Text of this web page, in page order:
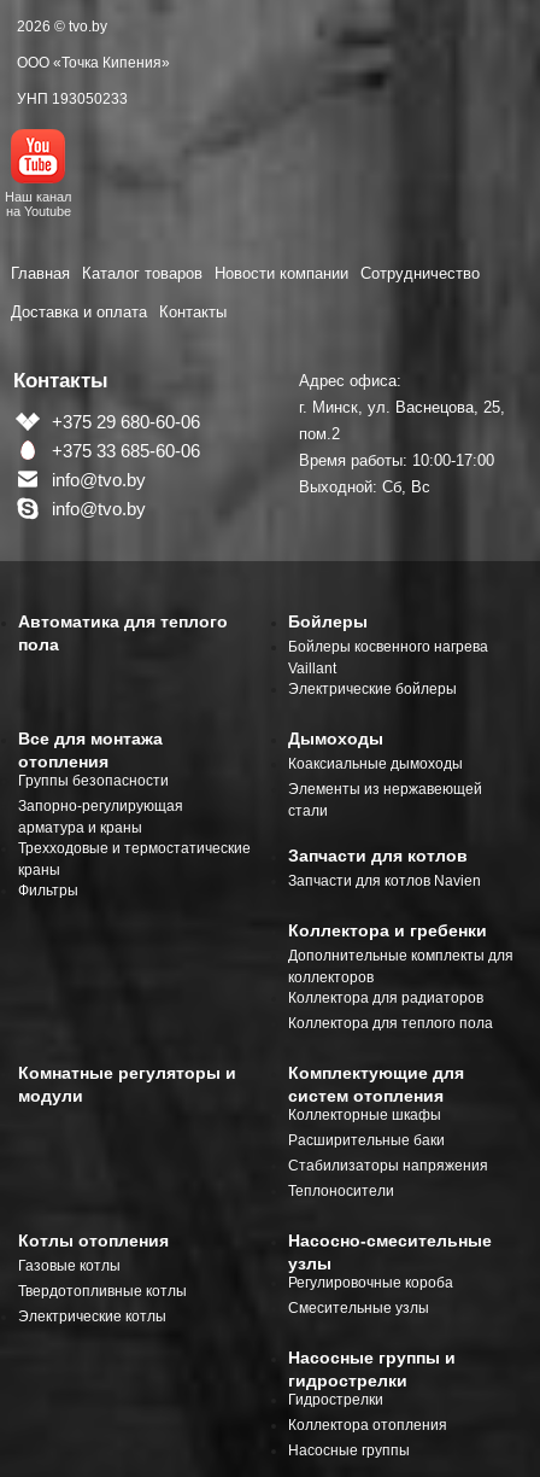
2026 © tvo.by
ООО «Точка Кипения»
УНП 193050233
Наш канал
на Youtube
Главная Каталог товаров Новости компании Сотрудничество
Доставка и оплата Контакты
Контакты
+375 29 680-60-06
+375 33 685-60-06
info@tvo.by
info@tvo.by
Адрес офиса:
г. Минск, ул. Васнецова, 25,
пом.2
Время работы: 10:00-17:00
Выходной: Сб, Вс
Автоматика для теплого
пола
Бойлеры
Бойлеры косвенного нагрева
Vaillant
Электрические бойлеры
Все для монтажа
отопления
Группы безопасности
Запорно-регулирующая
арматура и краны
Трехходовые и термостатические
краны
Фильтры
Дымоходы
Коаксиальные дымоходы
Элементы из нержавеющей
стали
Запчасти для котлов
Запчасти для котлов Navien
Коллектора и гребенки
Дополнительные комплекты для
коллекторов
Коллектора для радиаторов
Коллектора для теплого пола
Комнатные регуляторы и
модули
Комплектующие для
систем отопления
Коллекторные шкафы
Расширительные баки
Стабилизаторы напряжения
Теплоносители
Котлы отопления
Газовые котлы
Твердотопливные котлы
Электрические котлы
Насосно-смесительные
узлы
Регулировочные короба
Смесительные узлы
Насосные группы и
гидрострелки
Гидрострелки
Коллектора отопления
Насосные группы